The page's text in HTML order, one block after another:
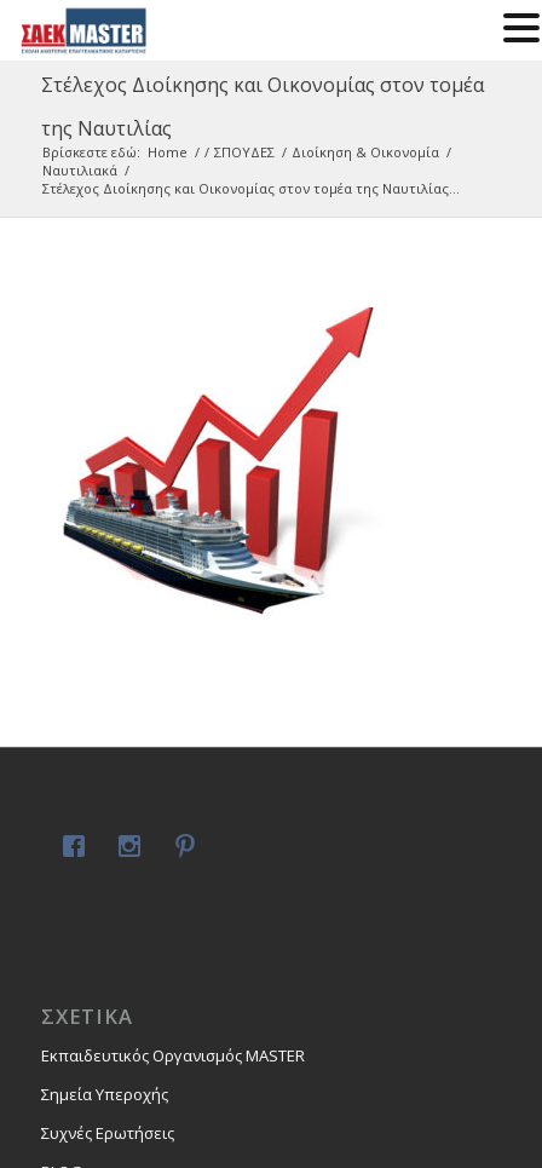
Στέλεχος Διοίκησης και Οικονομίας στον τομέα
της Ναυτιλίας
Βρίσκεστε εδώ: Home / / ΣΠΟΥΔΕΣ / Διοίκηση & Οικονομία /
Ναυτιλιακά /
Στέλεχος Διοίκησης και Οικονομίας στον τομέα της Ναυτιλίας...
ΣΧΕΤΙΚΑ
Εκπαιδευτικός Οργανισμός MASTER
Σημεία Υπεροχής
Συχνές Ερωτήσεις